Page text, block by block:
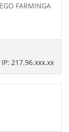
FARMINGA
IP: 217.96.xxx.xx